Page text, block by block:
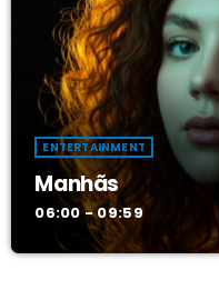
ENTERTAINMENT
Manhãs
06:00 - 09:59